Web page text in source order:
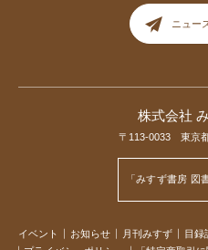
ニュー
株式会社
〒113-0033 東京
「みすず書房 図
イベント お知らせ 月刊みすず 目録